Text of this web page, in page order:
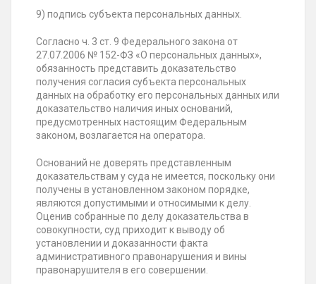
9) подпись субъекта персональных данных.
Согласно ч. 3 ст. 9 Федерального закона от
27.07.2006 № 152-ФЗ «О персональных данных»,
обязанность представить доказательство
получения согласия субъекта персональных
данных на обработку его персональных данных или
доказательство наличия иных оснований,
предусмотренных настоящим Федеральным
законом, возлагается на оператора.
Оснований не доверять представленным
доказательствам у суда не имеется, поскольку они
получены в установленном законом порядке,
являются допустимыми и относимыми к делу.
Оценив собранные по делу доказательства в
совокупности, суд приходит к выводу об
установлении и доказанности факта
административного правонарушения и вины
правонарушителя в его совершении.